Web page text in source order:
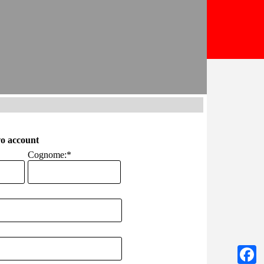
account
Cognome:*